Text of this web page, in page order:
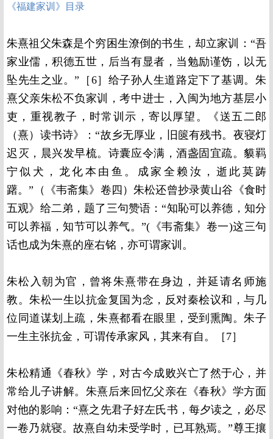
《福建家训》目录
朱熹祖父朱森是个穷困生潦倒的书生，却立家训：“吾
家业儒，积德五世，后当有显者，当勉励谨饬，以无
坠先生之业。”［6］给子孙人生道路定下了基调。朱
熹父亲朱松不负家训，考中进士，入闽为地方基层小
吏，重视教子，时常训示，寄以厚望。《送五二郎
（熹）读书诗》：“故乡无厚业，旧篋有残书。夜寝灯
迟灭，晨兴发早梳。诗囊应令满，酒盏固宜疏。貘羁
宁似犬，龙化本由鱼。成家全赖汝，逝此莫踌
躇。”（《韦斋集》卷四）朱松还曾抄录黄山谷《食时
五观》给二弟，题了三句赞语：“知恥可以养德，知分
可以养福，知节可以养气。”(《韦斋集》卷一)这三句
话也成为朱熹的座右铭，亦可谓家训。
朱松入朝为官，曾将朱熹带在身边，并延请名师施
教。朱松一生以抗金复国为念，反对秦桧议和，与几
位同道谋划上疏，朱熹都看在眼里，受到熏陶。朱子
一生主张抗金，可谓传承家风，其来有自。［7］
朱松精通《春秋》学，对古今成败兴亡了然于心，并
常给儿子讲解。朱熹后来回忆父亲在《春秋》学方面
对他的影响：“熹之先君子好左氏书，每夕读之，必尽
一卷乃就寝。故熹自幼未受学时，已耳熟焉。”尊王攘